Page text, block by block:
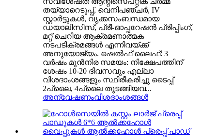
തയ്യാറെടുപ്പ്, വെനിപഞ്ചർ, IV
സ്റ്റാർട്ടുകൾ, വൃക്കസംബന്ധമായ
ഡയാലിസിസ്, പ്രീ-ഓപ്പറേഷൻ പ്രിപ്പിംഗ്,
മറ്റ് ചെറിയ ആക്രമണാത്മക
നടപടിക്രമങ്ങൾ എന്നിവയ്ക്ക്
അനുയോജ്യം. ഷെൽഫ് ലൈഫ്: 3
വർഷം മുൻനിര സമയം: നിക്ഷേപത്തിന്
ശേഷം 10-20 ദിവസവും എല്ലാ
വിശദാംശങ്ങളും സ്ഥിരീകരിച്ചു ടൈപ്പ്
2പ്ലൈ, 4പ്ലൈ തുടങ്ങിയവ...
അന്വേഷണംവിശദാംശങ്ങൾ